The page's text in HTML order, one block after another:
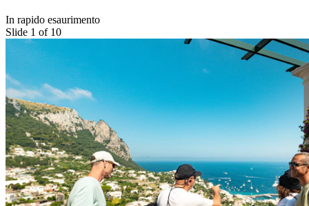
In rapido esaurimento
Slide 1 of 10